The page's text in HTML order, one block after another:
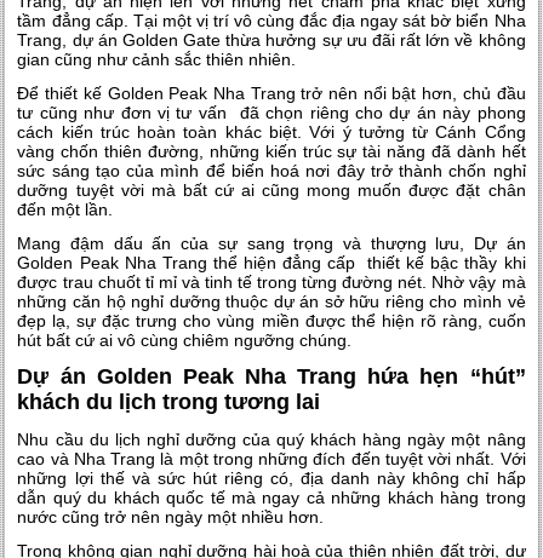
tầm đẳng cấp. Tại một vị trí vô cùng đắc địa ngay sát bờ biển Nha
Trang, dự án Golden Gate thừa hưởng sự ưu đãi rất lớn về không
gian cũng như cảnh sắc thiên nhiên.
Để thiết kế Golden Peak Nha Trang trở nên nổi bật hơn, chủ đầu
tư cũng như đơn vị tư vấn đã chọn riêng cho dự án này phong
cách kiến trúc hoàn toàn khác biệt. Với ý tưởng từ Cánh Cổng
vàng chốn thiên đường, những kiến trúc sự tài năng đã dành hết
sức sáng tạo của mình để biến hoá nơi đây trở thành chốn nghỉ
dưỡng tuyệt vời mà bất cứ ai cũng mong muốn được đặt chân
đến một lần.
Mang đậm dấu ấn của sự sang trọng và thượng lưu, Dự án
Golden Peak Nha Trang thể hiện đẳng cấp thiết kế bậc thầy khi
được trau chuốt tỉ mỉ và tinh tế trong từng đường nét. Nhờ vậy mà
những căn hộ nghỉ dưỡng thuộc dự án sở hữu riêng cho mình vẻ
đẹp lạ, sự đặc trưng cho vùng miền được thể hiện rõ ràng, cuốn
hút bất cứ ai vô cùng chiêm ngưỡng chúng.
Dự án Golden Peak Nha Trang hứa hẹn “hút”
khách du lịch trong tương lai
Nhu cầu du lịch nghỉ dưỡng của quý khách hàng ngày một nâng
cao và Nha Trang là một trong những đích đến tuyệt vời nhất. Với
những lợi thế và sức hút riêng có, địa danh này không chỉ hấp
dẫn quý du khách quốc tế mà ngay cả những khách hàng trong
nước cũng trở nên ngày một nhiều hơn.
Trong không gian nghỉ dưỡng hài hoà của thiên nhiên đất trời, dự